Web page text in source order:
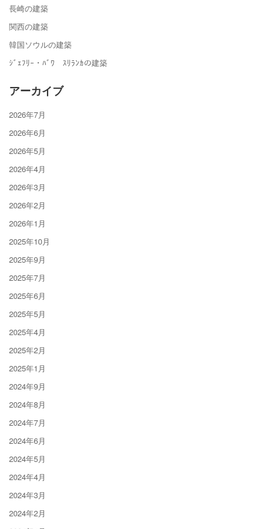
長崎の建築
関西の建築
韓国ソウルの建築
ｼﾞｪﾌﾘｰ・ﾊﾞﾜ ｽﾘﾗﾝｶの建築
アーカイブ
2026年7月
2026年6月
2026年5月
2026年4月
2026年3月
2026年2月
2026年1月
2025年10月
2025年9月
2025年7月
2025年6月
2025年5月
2025年4月
2025年2月
2025年1月
2024年9月
2024年8月
2024年7月
2024年6月
2024年5月
2024年4月
2024年3月
2024年2月